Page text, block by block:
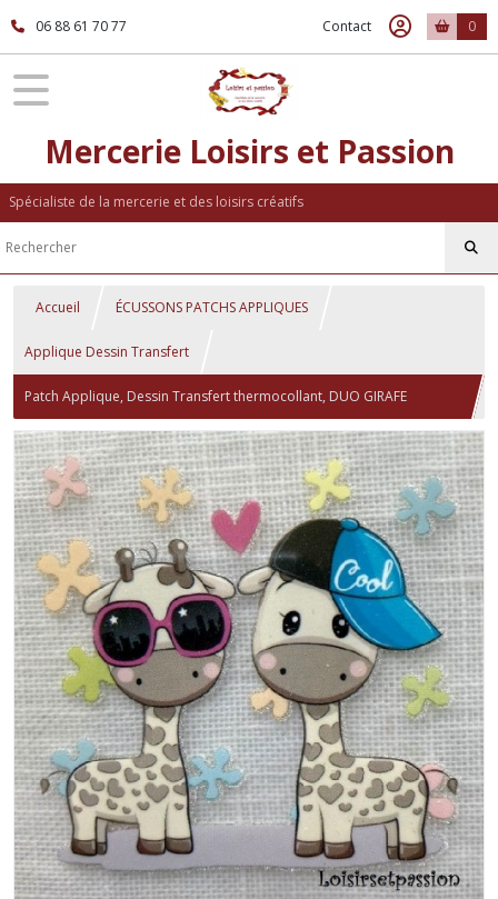
06 88 61 70 77 Contact 0
Mercerie Loisirs et Passion
Spécialiste de la mercerie et des loisirs créatifs
Accueil ÉCUSSONS PATCHS APPLIQUES
Applique Dessin Transfert
Patch Applique, Dessin Transfert thermocollant, DUO GIRAFE
CHAPEAU COOL ** 6 x 6 cm ** sérigraphie à repasser - T205